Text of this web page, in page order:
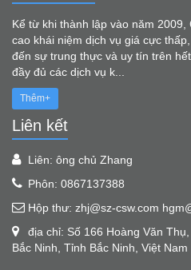
Kể từ khi thành lập vào năm
cao khái niệm dịch vụ giá cực
đến sự trung thực và uy tín trên
đầy đủ các dịch vụ k...
Thêm+
Liên kết
Liên: ông chủ Zhang
Phôn: 0867137388
Hộp thư: zhj@sz-csw.com
địa chỉ: Số 166 Hoàng Văn
Bắc Ninh, Tỉnh Bắc Ninh, Việt Nam